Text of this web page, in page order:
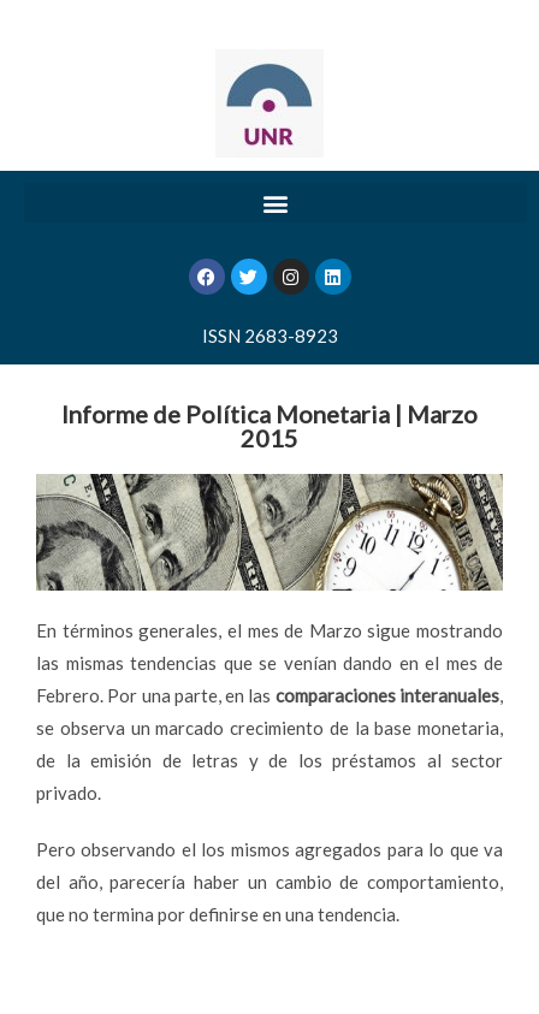
ISSN 2683-8923
Informe de Política Monetaria | Marzo
2015
En términos generales, el mes de Marzo sigue mostrando
las mismas tendencias que se venían dando en el mes de
Febrero. Por una parte, en las comparaciones interanuales
se observa un marcado crecimiento de la base monetaria,
de la emisión de letras y de los préstamos al sector
privado.
Pero observando el los mismos agregados para lo que va
del año, parecería haber un cambio de comportamiento,
que no termina por definirse en una tendencia.